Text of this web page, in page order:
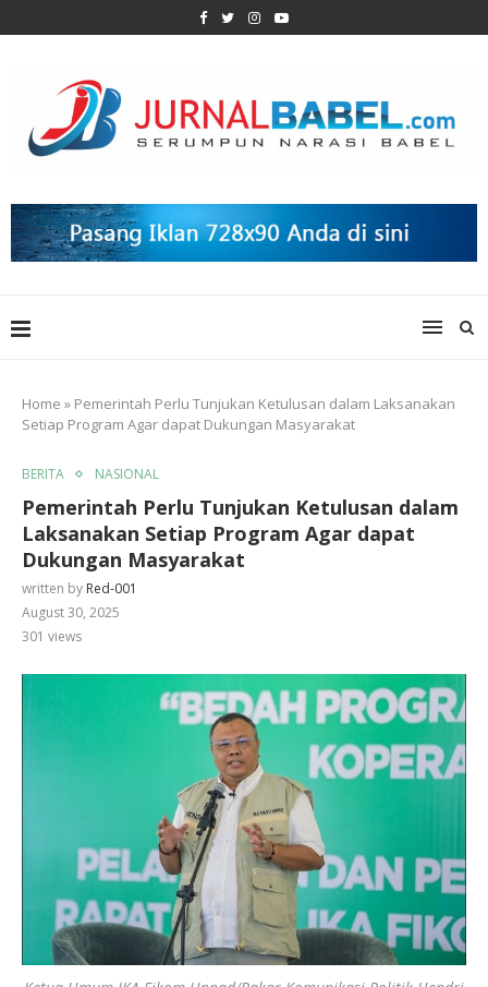
Home » Pemerintah Perlu Tunjukan Ketulusan dalam Laksanakan
Setiap Program Agar dapat Dukungan Masyarakat
BERITA NASIONAL
Pemerintah Perlu Tunjukan Ketulusan dalam
Laksanakan Setiap Program Agar dapat
Dukungan Masyarakat
written by Red-001
August 30, 2025
301 views